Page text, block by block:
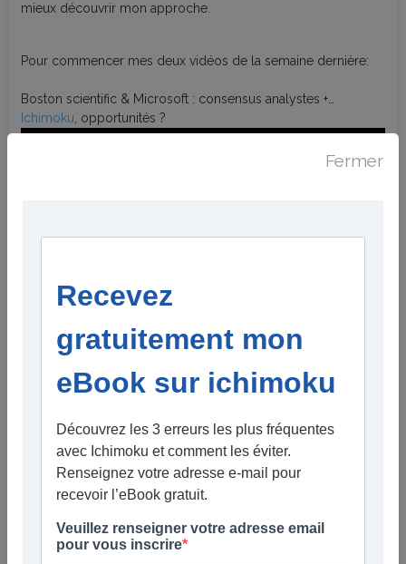
mieux découvrir mon approche.
Pour commencer mes deux vidéos de la semaine dernière:
Boston scientific & Microsoft : consensus analystes +
Ichimoku, opportunités ?
Positions en perte : faut-il s’inquiéter ? (Clôture trimestrielle)
Dans Analyses Ichimoku
Analyse bourse : mes 5 dernières analyses
Ichimoku (actions, forex, opportunités)
Fermer